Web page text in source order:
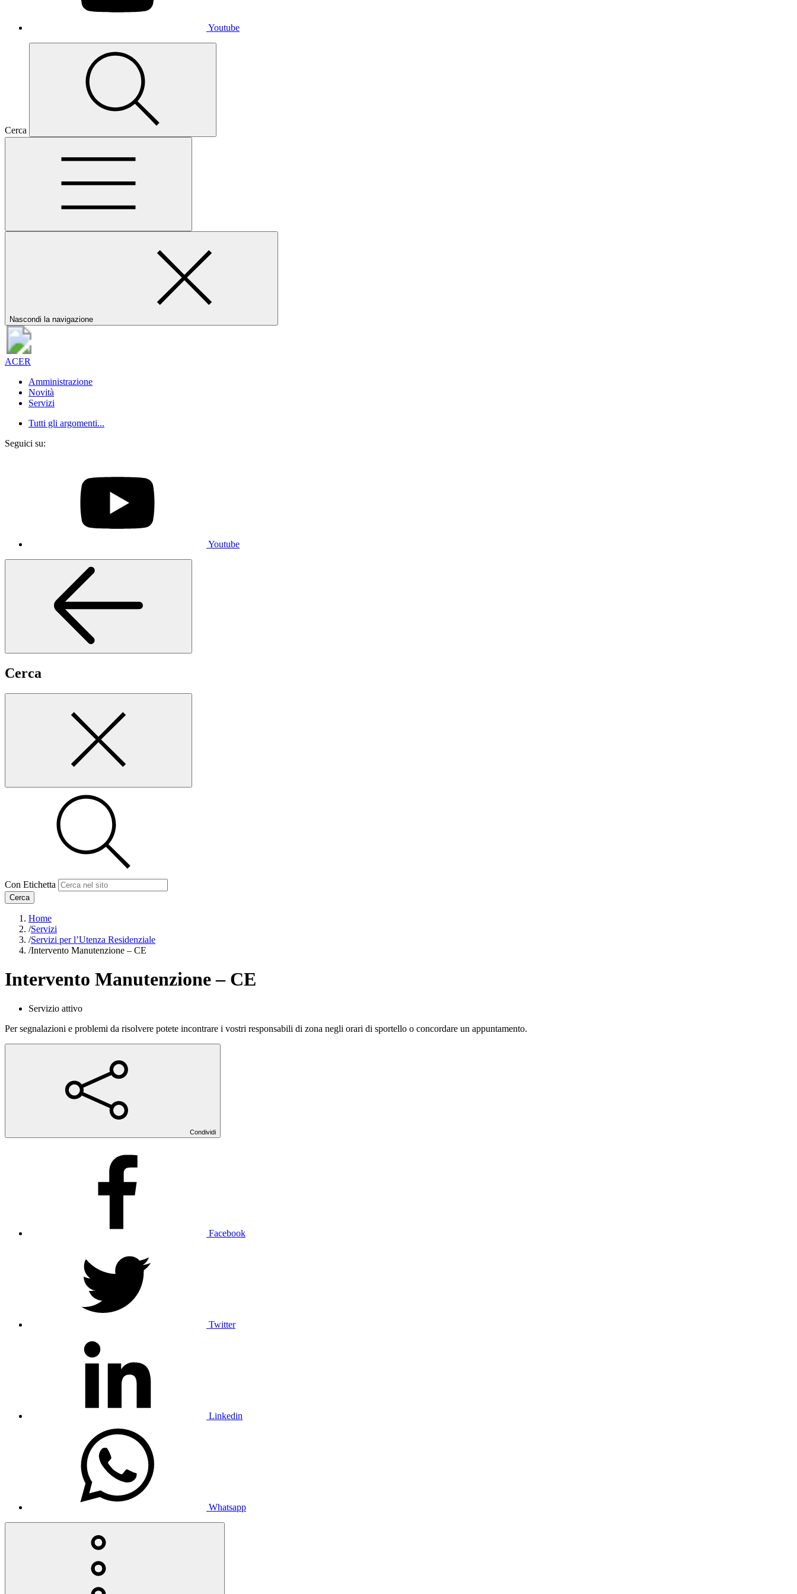
Youtube
Cerca
Nascondi la navigazione
ACER
Amministrazione
Novità
Servizi
Tutti gli argomenti...
Seguici su:
Youtube
Cerca
Con Etichetta
Cerca
Home
/Servizi
/Servizi per l’Utenza Residenziale
/Intervento Manutenzione – CE
Intervento Manutenzione – CE
Servizio attivo
Per segnalazioni e problemi da risolvere potete incontrare i vostri responsabili di zona negli orari di sportello o concordare un appuntamento.
Condividi
Facebook
Twitter
Linkedin
Whatsapp